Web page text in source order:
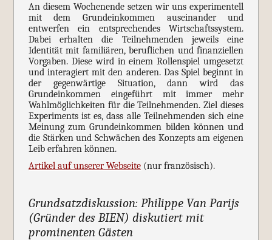
An diesem Wochenende setzen wir uns experimentell
mit dem Grundeinkommen auseinander und
entwerfen ein entsprechendes Wirtschaftssystem.
Dabei erhalten die Teilnehmenden jeweils eine
Identität mit familiären, beruflichen und finanziellen
Vorgaben. Diese wird in einem Rollenspiel umgesetzt
und interagiert mit den anderen. Das Spiel beginnt in
der gegenwärtige Situation, dann wird das
Grundeinkommen eingeführt mit immer mehr
Wahlmöglichkeiten für die Teilnehmenden. Ziel dieses
Experiments ist es, dass alle Teilnehmenden sich eine
Meinung zum Grundeinkommen bilden können und
die Stärken und Schwächen des Konzepts am eigenen
Leib erfahren können.
Artikel auf unserer Webseite(nur französisch).
Grundsatzdiskussion: Philippe Van Parijs
(Gründer des BIEN) diskutiert mit
prominenten Gästen